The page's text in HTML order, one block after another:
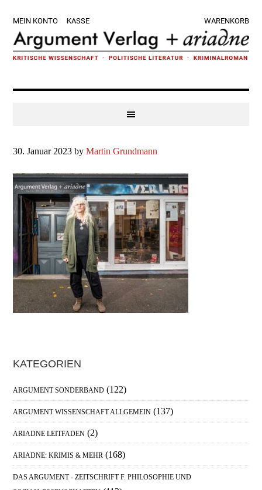
Hauptnavigation
springen
main
content
Hauptsidebar
springen
Fußzeile
springen
MEIN KONTO KASSE WARENKORB
30. Januar 2023 byMartin Grundmann
Haupt-
Sidebar
KATEGORIEN
ARGUMENT SONDERBAND (122)
ARGUMENT WISSENSCHAFT ALLGEMEIN (137)
ARIADNE LEITFADEN (2)
ARIADNE: KRIMIS & MEHR (168)
DAS ARGUMENT - ZEITSCHRIFT F. PHILOSOPHIE UND